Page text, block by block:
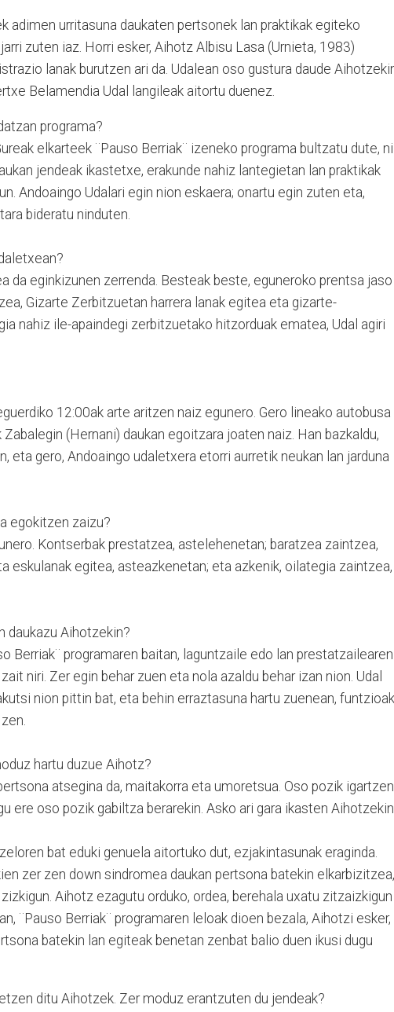
adimen urritasuna daukaten pertsonek lan praktikak egiteko
zuten iaz. Horri esker, Aihotz Albisu Lasa (Urnieta, 1983)
lanak burutzen ari da. Udalean oso gustura daude
Belamendia Udal langileak aitortu duenez.
programa?
elkarteek ¨Pauso Berriak¨ izeneko programa bultzatu dute, ni
jendeak ikastetxe, erakunde nahiz lantegietan lan praktikak
Andoaingo Udalari egin nion eskaera; onartu egin zuten eta,
bideratu ninduten.
da eginkizunen zerrenda. Besteak beste, eguneroko prentsa jaso
Gizarte Zerbitzuetan harrera lanak egitea eta gizarte-
nahiz ile-apaindegi zerbitzuetako hitzorduak ematea, Udal agiri
12:00ak arte aritzen naiz egunero. Gero lineako autobusa
Zabalegin (Hernani) daukan egoitzara joaten naiz. Han bazkaldu,
eta gero, Andoaingo udaletxera etorri aurretik neukan lan jarduna
egokitzen zaizu?
Kontserbak prestatzea, astelehenetan; baratzea zaintzea,
eskulanak egitea, asteazkenetan; eta azkenik, oilategia zaintzea,
daukazu Aihotzekin?
Berriak¨ programaren baitan, laguntzaile edo lan prestatzailearen
niri. Zer egin behar zuen eta nola azaldu behar izan nion. Udal
nion pittin bat, eta behin erraztasuna hartu zuenean, funtzioak
hartu duzue Aihotz?
atsegina da, maitakorra eta umoretsua. Oso pozik igartzen
ere oso pozik gabiltza berarekin. Asko ari gara ikasten Aihotzekin
bat eduki genuela aitortuko dut, ezjakintasunak eraginda.
zer zen down sindromea daukan pertsona batekin elkarbizitzea,
Aihotz ezagutu orduko, ordea, berehala uxatu zitzaizkigun
¨Pauso Berriak¨ programaren leloak dioen bezala, Aihotzi esker,
batekin lan egiteak benetan zenbat balio duen ikusi dugu
ditu Aihotzek. Zer moduz erantzuten du jendeak?